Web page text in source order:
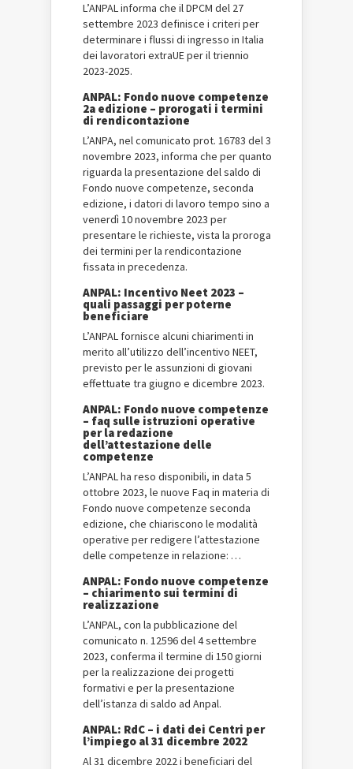
L’ANPAL informa che il DPCM del 27
settembre 2023 definisce i criteri per
determinare i flussi di ingresso in Italia
dei lavoratori extraUE per il triennio
2023-2025.
ANPAL: Fondo nuove competenze
2a edizione – prorogati i termini
di rendicontazione
L’ANPA, nel comunicato prot. 16783 del 3
novembre 2023, informa che per quanto
riguarda la presentazione del saldo di
Fondo nuove competenze, seconda
edizione, i datori di lavoro tempo sino a
venerdì 10 novembre 2023 per
presentare le richieste, vista la proroga
dei termini per la rendicontazione
fissata in precedenza.
ANPAL: Incentivo Neet 2023 –
quali passaggi per poterne
beneficiare
L’ANPAL fornisce alcuni chiarimenti in
merito all’utilizzo dell’incentivo NEET,
previsto per le assunzioni di giovani
effettuate tra giugno e dicembre 2023.
ANPAL: Fondo nuove competenze
– faq sulle istruzioni operative
per la redazione
dell’attestazione delle
competenze
L’ANPAL ha reso disponibili, in data 5
ottobre 2023, le nuove Faq in materia di
Fondo nuove competenze seconda
edizione, che chiariscono le modalità
operative per redigere l’attestazione
delle competenze in relazione: …
ANPAL: Fondo nuove competenze
– chiarimento sui termini di
realizzazione
L’ANPAL, con la pubblicazione del
comunicato n. 12596 del 4 settembre
2023, conferma il termine di 150 giorni
per la realizzazione dei progetti
formativi e per la presentazione
dell’istanza di saldo ad Anpal.
ANPAL: RdC – i dati dei Centri per
l’impiego al 31 dicembre 2022
Al 31 dicembre 2022 i beneficiari del